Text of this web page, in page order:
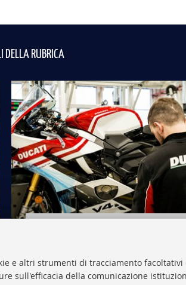
e altri strumenti di tracciamento
sull'efficacia della comunicazione
DELLA RUBRICA